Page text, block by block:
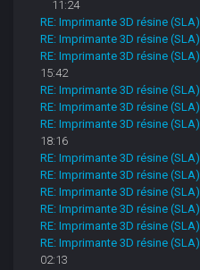
11:24
RE: Imprimante 3D résine (SLA)
RE: Imprimante 3D résine (SLA)
RE: Imprimante 3D résine (SLA)
15:42
RE: Imprimante 3D résine (SLA)
RE: Imprimante 3D résine (SLA)
RE: Imprimante 3D résine (SLA)
18:16
RE: Imprimante 3D résine (SLA)
RE: Imprimante 3D résine (SLA)
RE: Imprimante 3D résine (SLA)
RE: Imprimante 3D résine (SLA)
RE: Imprimante 3D résine (SLA)
RE: Imprimante 3D résine (SLA)
02:13